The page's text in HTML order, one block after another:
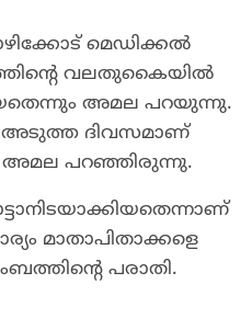
മെഡിക്കൽ
വലതുകൈയിൽ
അമല പറയുന്നു.
അടുത്ത ദിവസമാണ്
അമല പറഞ്ഞിരുന്നു.
മാതാപിതാക്കളെ
പരാതി.